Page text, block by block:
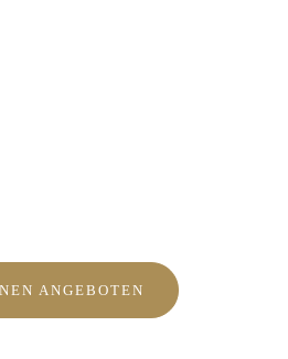
ANGEBOTEN